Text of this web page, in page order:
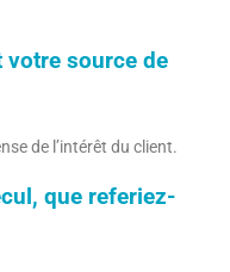
votre source de
de l’intérêt du client.
que referiez-